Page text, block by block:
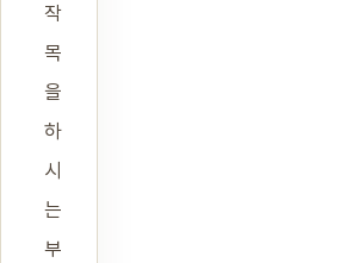
작
목
을
하
시
는
부